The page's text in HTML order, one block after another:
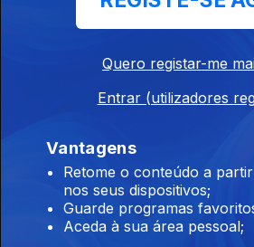
A música, as causas, o novo trabalho, a
Crespo com a cantora multifacetada
Música: Professores e Alunos
31 mar. 2025
A Filomena Crespo arranca a Semana
com o Tomás e o Rafael, alunos do AE
Estão no ensino articulado da música e
professor Vitor Ferreira e o maestro
Quero registar-me
Entrar (utilizadores
Vantagens
Retome o conteúdo a
nos seus dispositivos;
Guarde programas
Aceda à sua área pessoal;